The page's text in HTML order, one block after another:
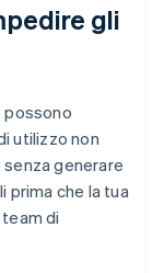
gli
possono
utilizzo non
generare
prima che la tua
di